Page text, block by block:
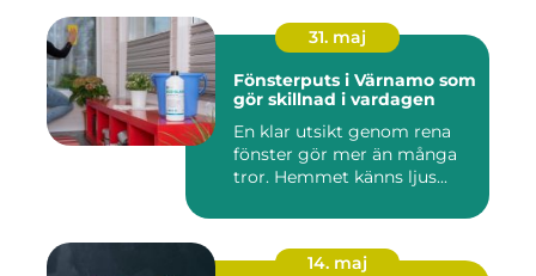
31. maj
Fönsterputs i Värnamo som
gör skillnad i vardagen
En klar utsikt genom rena
fönster gör mer än många
tror. Hemmet känns ljus...
14. maj